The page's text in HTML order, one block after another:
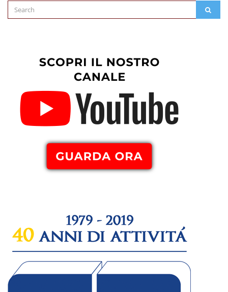
Search
for: